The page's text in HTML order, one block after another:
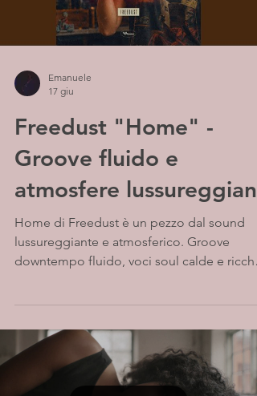
Emanuele
17 giu
Freedust "Home" -
Groove fluido e
atmosfere lussureggianti
Home di Freedust è un pezzo dal sound
lussureggiante e atmosferico. Groove
downtempo fluido, voci soul calde e ricche